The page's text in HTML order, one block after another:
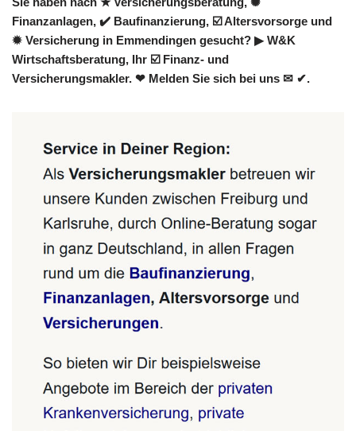
Finanzanlagen, ✔️ Baufinanzierung, ☑️ Altersvorsorge und
✹ Versicherung in Emmendingen gesucht? ▶︎ W&K
Wirtschaftsberatung, Ihr ☑️ Finanz- und
Versicherungsmakler. ❤ Melden Sie sich bei uns ✉ ✔.